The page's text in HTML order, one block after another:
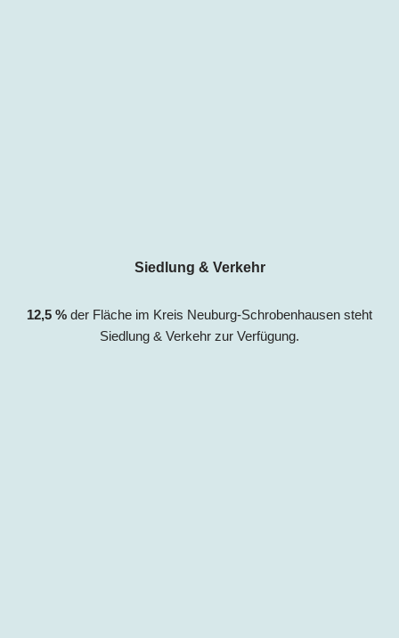
Siedlung & Verkehr
12,5 % der Fläche im Kreis Neuburg-Schrobenhausen steht
Siedlung & Verkehr zur Verfügung.